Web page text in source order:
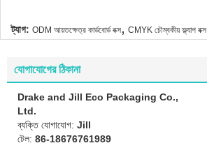
ট্যাগ: ODM আয়তক্ষেত্র কার্ডবোর্ড বক্স, CMYK চৌম্বকীয় ফ্ল্যাপ বক্স
যোগাযোগের ঠিকানা
Drake and Jill Eco Packaging Co.,
Ltd.
ব্যক্তি যোগাযোগ: Jill
টেল: 86-18676761989